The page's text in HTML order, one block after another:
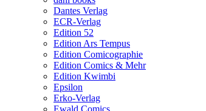
Dantes Verlag
ECR-Verlag
Edition 52
Edition Ars Tempus
Edition Comicographie
Edition Comics & Mehr
Edition Kwimbi
Epsilon
Erko-Verlag
Ewald Comics